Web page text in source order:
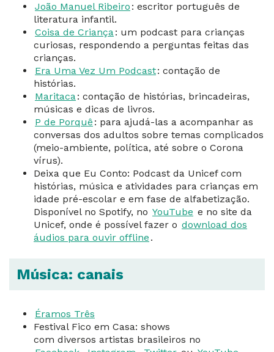
João Manuel Ribeiro : escritor português de
literatura infantil.
Coisa de Criança: um podcast para crianças
curiosas, respondendo a perguntas feitas das
crianças.
Era Uma Vez Um Podcast: contação de
histórias.
Maritaca: contação de histórias, brincadeiras,
músicas e dicas de livros.
P de Porquê : para ajudá-las a acompanhar as
conversas dos adultos sobre temas complicados
(meio-ambiente, política, até sobre o Corona
vírus).
Deixa que Eu Conto: Podcast da Unicef com
histórias, música e atividades para crianças em
idade pré-escolar e em fase de alfabetização.
Disponível no Spotify, no YouTube e no site da
Unicef, onde é possível fazer o download dos
áudios para ouvir offline .
Música: canais
Éramos Três
Festival Fico em Casa: shows
com diversos artistas brasileiros no